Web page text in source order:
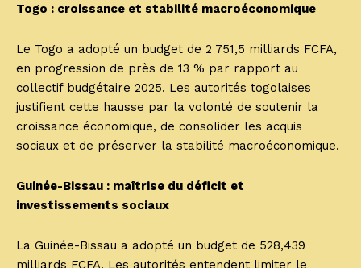
Togo : croissance et stabilité macroéconomique
Le Togo a adopté un budget de 2 751,5 milliards FCFA,
en progression de près de 13 % par rapport au
collectif budgétaire 2025. Les autorités togolaises
justifient cette hausse par la volonté de soutenir la
croissance économique, de consolider les acquis
sociaux et de préserver la stabilité macroéconomique.
Guinée-Bissau : maîtrise du déficit et
investissements sociaux
La Guinée-Bissau a adopté un budget de 528,439
milliards FCFA. Les autorités entendent limiter le